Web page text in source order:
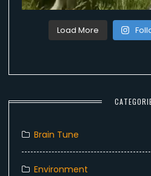
Load More
Brain Tune
Environment